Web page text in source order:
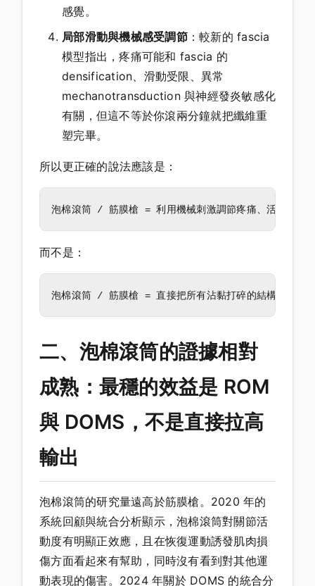
感覺。
局部滑動與機械感受調節：較新的 fascia
模型指出，疼痛可能和 fascia 的
densification、滑動受限、異常
mechanotransduction 與神經發炎敏感化
有關，但這不等於你滾兩分鐘就把纖維重
塑完畢。
所以更正確的說法應該是：
而不是：
二、泡棉滾筒的證據相對
成熟：最穩的效益是 ROM
與 DOMS，不是直接拉高
輸出
泡棉滾筒的研究量遠高於筋膜槍。2020 年的
系統回顧與統合分析顯示，泡棉滾筒對關節活
動度有明顯正效應，且在恢復運動誘發肌肉損
傷方面看起來有幫助，同時沒有看到對其他運
動表現的傷害。2024 年關於 DOMS 的統合分